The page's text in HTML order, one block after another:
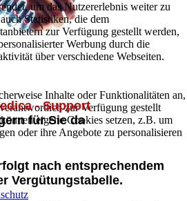
- Support
für Sie da
nach entsprechendem
Vergütungstabelle.
um das Nutzererlebnis weiter zu
Statistiken, die dem
zur Verfügung gestellt werden,
Werbung durch die
über verschiedene Webseiten.
Inhalte oder Funktionalitäten an,
zur Verfügung gestellt
eigene Cookies setzen, z.B. um
oder ihre Angebote zu personalisieren